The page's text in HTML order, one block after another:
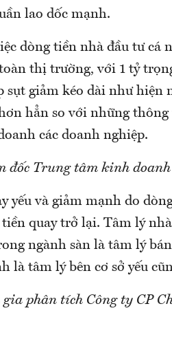
lao dốc mạnh.
dòng tiền nhà đầu tư cá
thị trường, với 1 tỷ
giảm kéo dài như hiện
hẳn so với những thông
các doanh nghiệp.
đốc Trung tâm kinh
yếu và giảm mạnh do
quay trở lại. Tâm lý
ngành sàn là tâm lý
tâm lý bên cơ sở yếu
gia phân tích Công ty CP